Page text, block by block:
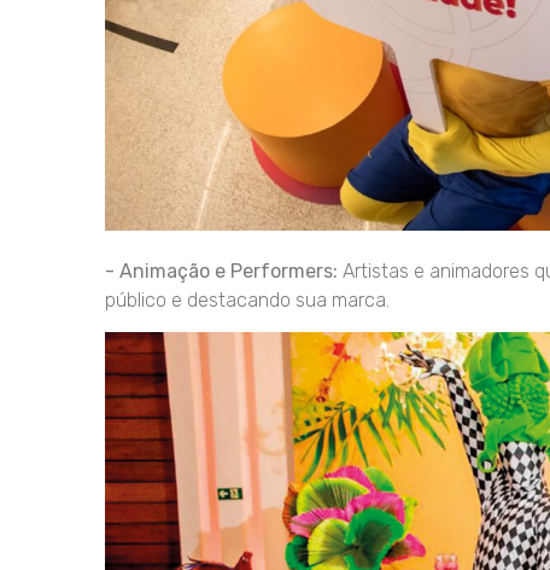
- Animação e Performers: Artistas e animadores
público e destacando sua marca.